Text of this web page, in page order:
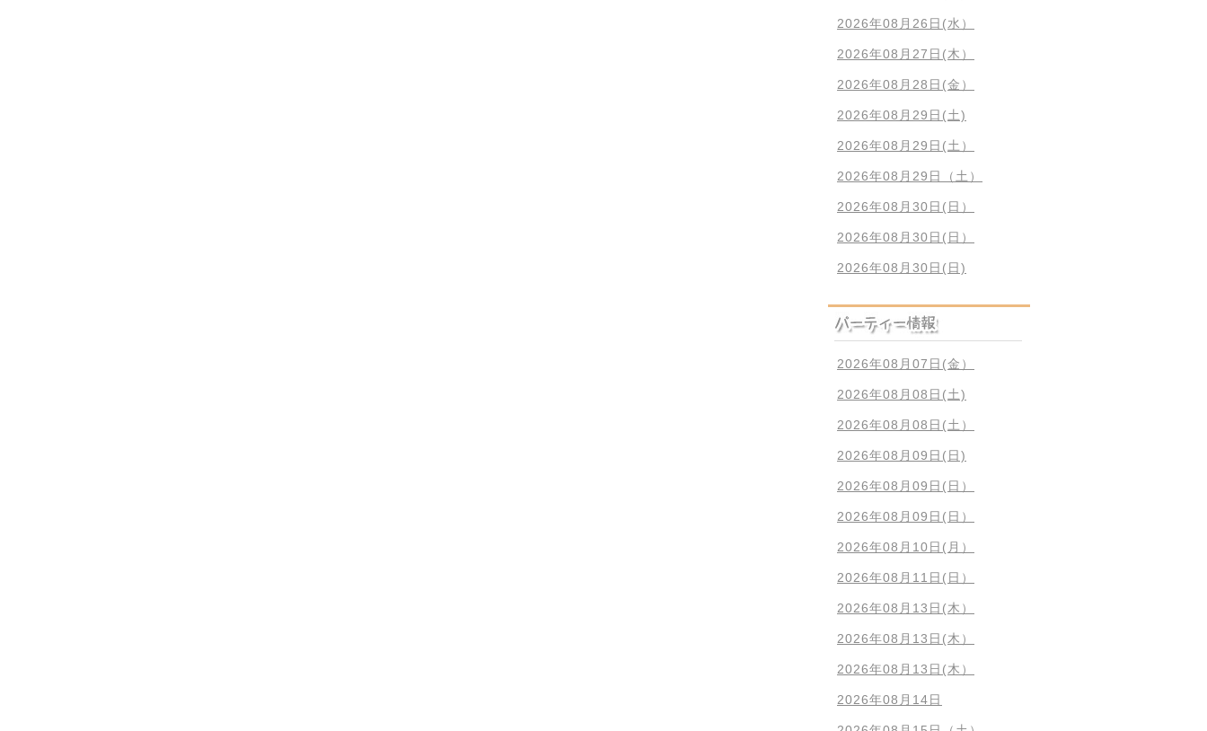
2026年08月26日(水）
2026年08月27日(木）
2026年08月28日(金）
2026年08月29日(土)
2026年08月29日(土）
2026年08月29日（土）
2026年08月30日(日）
2026年08月30日(日）
2026年08月30日(日)
2026年08月07日(金）
2026年08月08日(土)
2026年08月08日(土）
2026年08月09日(日)
2026年08月09日(日）
2026年08月09日(日）
2026年08月10日(月）
2026年08月11日(日）
2026年08月13日(木）
2026年08月13日(木）
2026年08月13日(木）
2026年08月14日